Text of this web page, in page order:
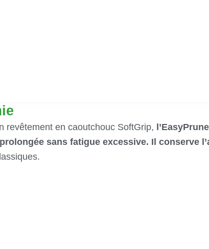
revêtement en caoutchouc SoftGrip,
sans fatigue excessive. Il conserve